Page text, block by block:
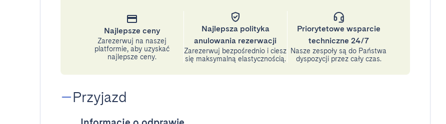
Najlepsze ceny
Zarezerwuj na naszej
platformie, aby uzyskać
najlepsze ceny.
Najlepsza polityka
anulowania rezerwacji
Zarezerwuj bezpośrednio i ciesz
się maksymalną elastycznością.
Priorytetowe wsparcie
techniczne 24/7
Nasze zespoły są do Państwa
dyspozycji przez cały czas.
Przyjazd